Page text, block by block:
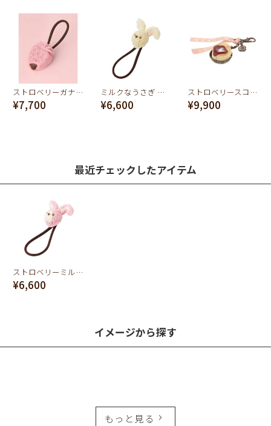
ストロベリーガナッシュ へアゴム(Pink)
¥7,700
ミルクなうさぎ クッキーのカオ ヘアゴム
¥6,600
ストロベリースコーンバッグチャーム
¥9,900
最近チェックしたアイテム
ストロベリーミルクなうさぎ クッキーのカオ ヘアゴム
¥6,600
イメージから探す
もっと見る